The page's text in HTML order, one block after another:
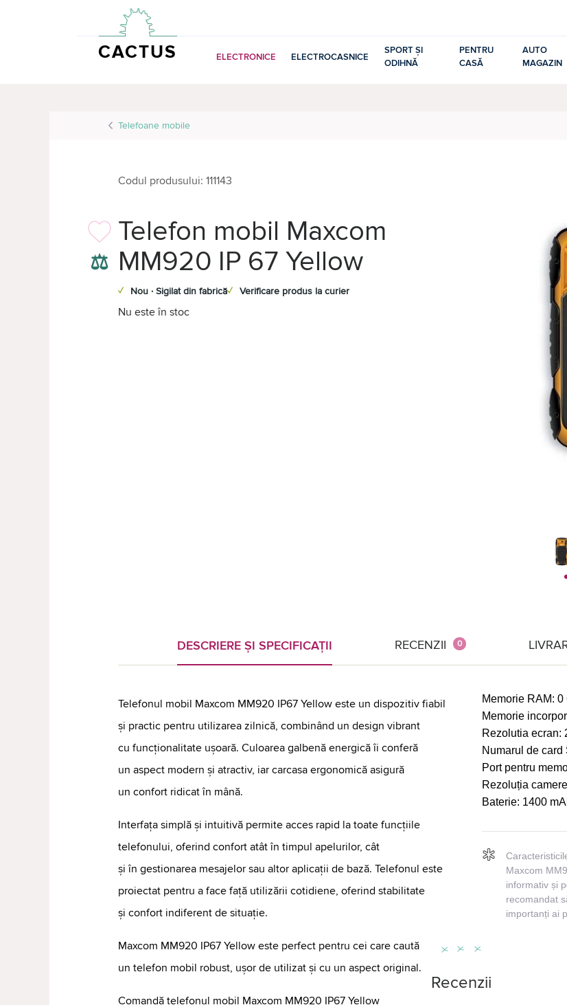
CACTUS ELECTRONICE ELECTROCASNICE
SPORT ȘI
ODIHNĂ
PENTRU
CASĂ
AUTO
MAGAZIN
Telefoane mobile
Codul produsului: 111143
⚖
Telefon mobil Maxcom
MM920 IP 67 Yellow
✓ Nou · Sigilat din fabrică✓ Verificare produs la curier
Nu este în stoc
DESCRIERE ȘI SPECIFICAȚII RECENZII 0
Telefonul mobil Maxcom MM920 IP67 Yellow este un dispozitiv fiabil
și practic pentru utilizarea zilnică, combinând un design vibrant
cu funcționalitate ușoară. Culoarea galbenă energică îi conferă
un aspect modern și atractiv, iar carcasa ergonomică asigură
un confort ridicat în mână.
Interfața simplă și intuitivă permite acces rapid la toate funcțiile
telefonului, oferind confort atât în timpul apelurilor, cât
și în gestionarea mesajelor sau altor aplicații de bază. Telefonul este
proiectat pentru a face față utilizării cotidiene, oferind stabilitate
și confort indiferent de situație.
Maxcom MM920 IP67 Yellow este perfect pentru cei care caută
un telefon mobil robust, ușor de utilizat și cu un aspect original.
Comandă telefonul mobil Maxcom MM920 IP67 Yellow
Memorie RAM: 0
Memorie
Rezolutia ecran:
Numarul de card
Port pentru
Rezoluția
Baterie: 1400
Maxcom
informativ și
recomandat
importanți ai
Recenzii